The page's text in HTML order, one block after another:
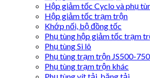
Hộp giảm tốc Cyclo và phụ
Hộp giảm tốc trạm trộn
Khớp nối, bộ đồng tốc
Phụ tùng hộp giảm tốc trạm
Phụ tùng Si lô
Phụ tùng trạm trộn JS500-
Phụ tùng trạm trộn khác